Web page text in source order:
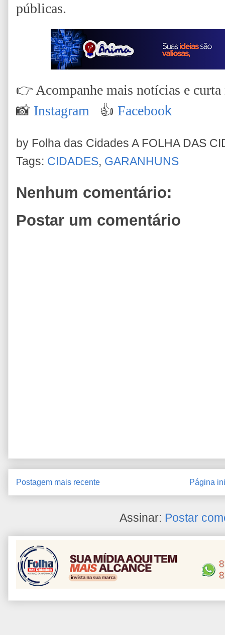
públicas.
👉 Acompanhe mais notícias e curta
📸 Instagram 👍 Facebook
by Folha das Cidades A FOLHA DAS
Tags: CIDADES, GARANHUNS
Nenhum comentário:
Postar um comentário
Postagem mais recente Página
Assinar: Postar